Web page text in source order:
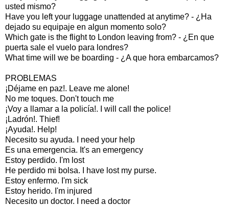
usted mismo?
Have you left your luggage unattended at anytime? - ¿Ha
dejado su equipaje en algun momento solo?
Which gate is the flight to London leaving from? - ¿En que
puerta sale el vuelo para londres?
What time will we be boarding - ¿A que hora embarcamos?
PROBLEMAS
¡Déjame en paz!. Leave me alone!
No me toques. Don't touch me
¡Voy a llamar a la policía!. I will call the police!
¡Ladrón!. Thief!
¡Ayuda!. Help!
Necesito su ayuda. I need your help
Es una emergencia. It's an emergency
Estoy perdido. I'm lost
He perdido mi bolsa. I have lost my purse.
Estoy enfermo. I'm sick
Estoy herido. I'm injured
Necesito un doctor. I need a doctor